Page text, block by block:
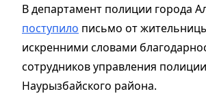
В департамент полиции города
поступило письмо от
искренними словами
сотрудников управления полиции
Наурызбайского района.